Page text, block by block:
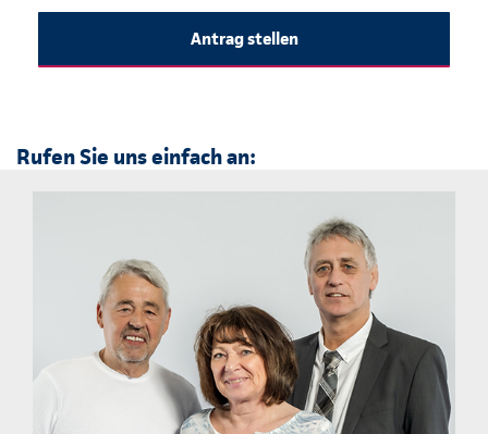
Antrag stellen
Rufen Sie uns einfach an: